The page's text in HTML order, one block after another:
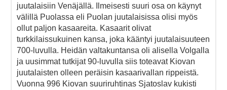
juutalaisiin Venäjällä. Ilmeisesti suuri osa on käynyt
välillä Puolassa eli Puolan juutalaisissa olisi myös
ollut paljon kasaareita. Kasaarit olivat
turkkilaissukuinen kansa, joka kääntyi juutalaisuuteen
700-luvulla. Heidän valtakuntansa oli alisella Volgalla
ja uusimmat tutkijat 90-luvulla siis toteavat Kiovan
juutalaisten olleen peräisin kasaarivallan rippeistä.
Vuonna 996 Kiovan suuriruhtinas Sjatoslav kukisti